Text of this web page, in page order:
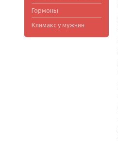
Гормоны
Климакс у мужчин